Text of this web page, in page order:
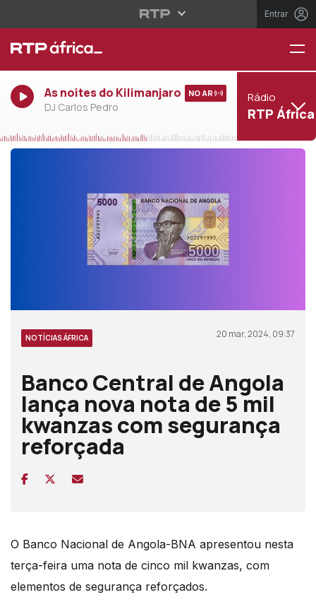
Entrar
As noites do Kilimanjaro
DJ Carlos Pedro
NO AR Rádio
RTP África
NOTÍCIAS ÁFRICA 20 mar, 2024, 09:37
Banco Central de Angola
lança nova nota de 5 mil
kwanzas com segurança
reforçada
O Banco Nacional de Angola-BNA apresentou nesta
terça-feira uma nota de cinco mil kwanzas, com
elementos de segurança reforçados.